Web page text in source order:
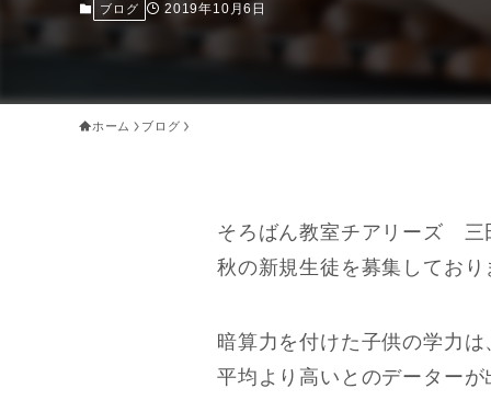
ブログ 2019年10月6日
ホーム ブログ
そろばん教室チアリーズ 三
秋の新規生徒を募集しており
暗算力を付けた子供の学力は
平均より高いとのデーターが